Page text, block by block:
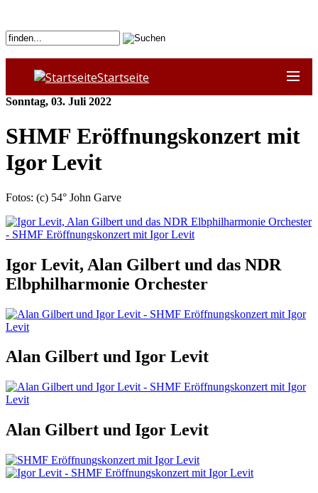
Startseite
Sonntag, 03. Juli 2022
SHMF Eröffnungskonzert mit
Igor Levit
Fotos: (c) 54° John Garve
Igor Levit, Alan Gilbert und das NDR
Elbphilharmonie Orchester
Alan Gilbert und Igor Levit
Alan Gilbert und Igor Levit